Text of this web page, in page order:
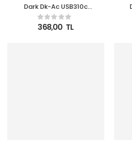
Dark Dk-Ac USB310c
Connect Master X4 USB
3.0 – 4 Port USB 3.0 Hub
368,00 TL